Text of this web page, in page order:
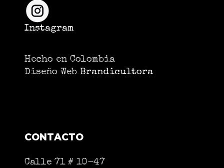
Instagram
Hecho en Colombia
Diseño Web Brandicultora
CONTACTO
Calle 71 # 10-47